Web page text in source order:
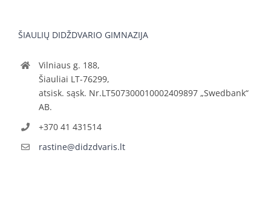
ŠIAULIŲ DIDŽDVARIO GIMNAZIJA
Vilniaus g. 188,
Šiauliai LT-76299,
atsisk. sąsk. Nr.LT507300010002409897 „Swedbank“
AB.
+370 41 431514
rastine@didzdvaris.lt